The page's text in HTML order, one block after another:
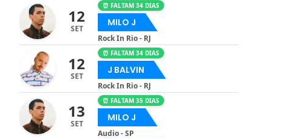
12
SET
⏰ FALTAM 34 DIAS
MILO J
Rock In Rio - RJ
12
SET
⏰ FALTAM 34 DIAS
J BALVIN
Rock In Rio - RJ
13
SET
⏰ FALTAM 35 DIAS
MILO J
Audio - SP